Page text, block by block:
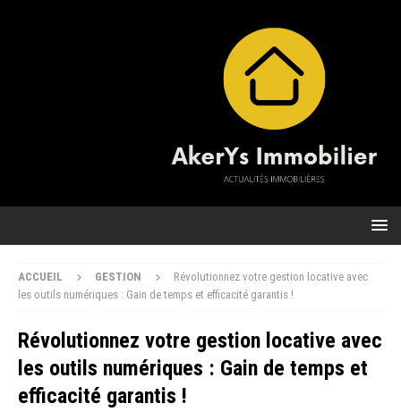
ACCUEIL GESTION
Révolutionnez votre gestion locative avec
les outils numériques : Gain de temps et efficacité garantis !
Révolutionnez votre gestion locative avec
les outils numériques : Gain de temps et
efficacité garantis !